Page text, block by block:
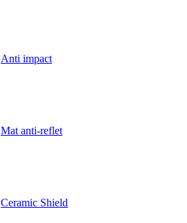
Anti impact
Mat anti-reflet
Ceramic Shield